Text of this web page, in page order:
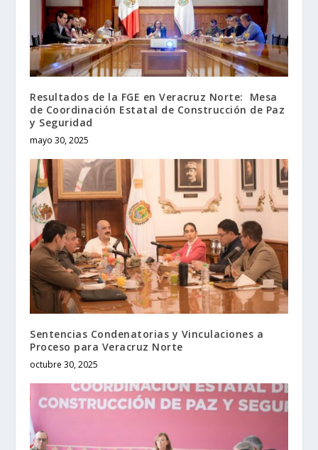
Resultados de la FGE en Veracruz Norte: Mesa
de Coordinación Estatal de Construcción de Paz
y Seguridad
mayo 30, 2025
Sentencias Condenatorias y Vinculaciones a
Proceso para Veracruz Norte
octubre 30, 2025